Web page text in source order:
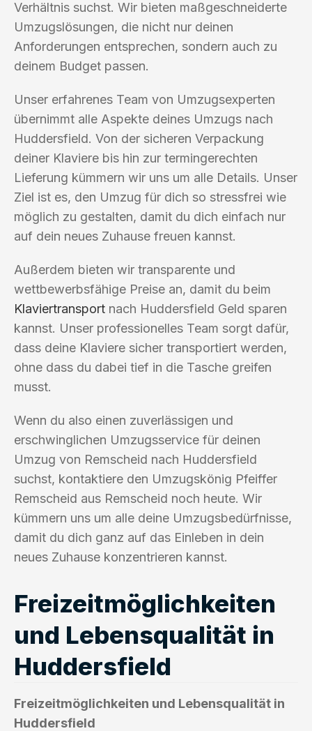
Verhältnis suchst. Wir bieten maßgeschneiderte
Umzugslösungen, die nicht nur deinen
Anforderungen entsprechen, sondern auch zu
deinem Budget passen.
Unser erfahrenes Team von Umzugsexperten
übernimmt alle Aspekte deines Umzugs nach
Huddersfield. Von der sicheren Verpackung
deiner Klaviere bis hin zur termingerechten
Lieferung kümmern wir uns um alle Details. Unser
Ziel ist es, den Umzug für dich so stressfrei wie
möglich zu gestalten, damit du dich einfach nur
auf dein neues Zuhause freuen kannst.
Außerdem bieten wir transparente und
wettbewerbsfähige Preise an, damit du beim
Klaviertransport nach Huddersfield Geld sparen
kannst. Unser professionelles Team sorgt dafür,
dass deine Klaviere sicher transportiert werden,
ohne dass du dabei tief in die Tasche greifen
musst.
Wenn du also einen zuverlässigen und
erschwinglichen Umzugsservice für deinen
Umzug von Remscheid nach Huddersfield
suchst, kontaktiere den Umzugskönig Pfeiffer
Remscheid aus Remscheid noch heute. Wir
kümmern uns um alle deine Umzugsbedürfnisse,
damit du dich ganz auf das Einleben in dein
neues Zuhause konzentrieren kannst.
Freizeitmöglichkeiten
und Lebensqualität in
Huddersfield
Freizeitmöglichkeiten und Lebensqualität in
Huddersfield